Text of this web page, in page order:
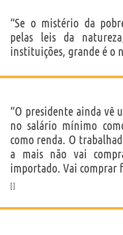
“Se o mistério da
pelas leis da
instituições, grande é o
“O presidente ainda vê
no salário mínimo
como renda. O
a mais não vai
importado. Vai comprar